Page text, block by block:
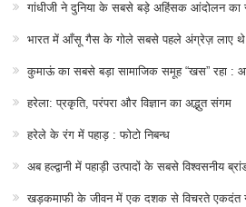
गांधीजी ने दुनिया के सबसे बड़े अहिंसक आंदोलन
भारत में आँसू गैस के गोले सबसे पहले अंग्रेज़ लाए थे
कुमाऊं का सबसे बड़ा सामाजिक समूह “खस” रहा :
हरेला: प्रकृति, परंपरा और विज्ञान का अद्भुत संगम
हरेले के रंग में पहाड़ : फोटो निबन्ध
अब हल्द्वानी में पहाड़ी उत्पादों के सबसे विश्वसनीय
खड़कमाफी के जीवन में एक दशक से विचरते एकदंत